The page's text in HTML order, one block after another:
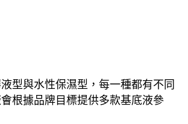
型與水性保濕型，每一種都有不同
根據品牌目標提供多款基底液參